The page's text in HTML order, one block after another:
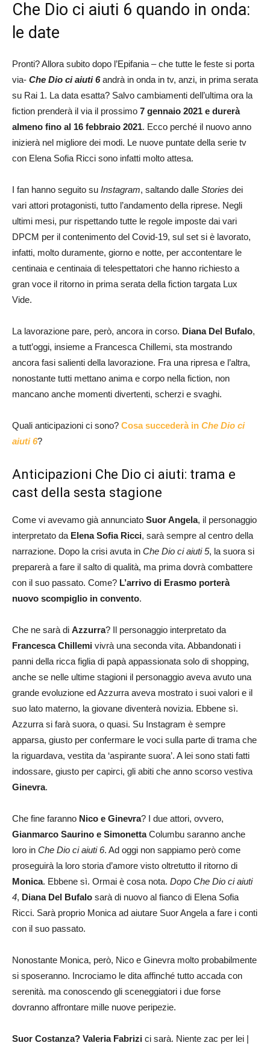
Che Dio ci aiuti 6 quando in onda:
le date
Pronti? Allora subito dopo l’Epifania – che tutte le feste si porta
via- Che Dio ci aiuti 6andrà in onda in tv, anzi, in prima serata
su Rai 1. La data esatta? Salvo cambiamenti dell’ultima ora la
fiction prenderà il via il prossimo 7 gennaio 2021 e durerà
almeno fino al 16 febbraio 2021. Ecco perché il nuovo anno
inizierà nel migliore dei modi. Le nuove puntate della serie tv
con Elena Sofia Ricci sono infatti molto attesa.
I fan hanno seguito su Instagram, saltando dalle Stories dei
vari attori protagonisti, tutto l’andamento della riprese. Negli
ultimi mesi, pur rispettando tutte le regole imposte dai vari
DPCM per il contenimento del Covid-19, sul set si è lavorato,
infatti, molto duramente, giorno e notte, per accontentare le
centinaia e centinaia di telespettatori che hanno richiesto a
gran voce il ritorno in prima serata della fiction targata Lux
Vide.
La lavorazione pare, però, ancora in corso. Diana Del Bufalo,
a tutt’oggi, insieme a Francesca Chillemi, sta mostrando
ancora fasi salienti della lavorazione. Fra una ripresa e l’altra,
nonostante tutti mettano anima e corpo nella fiction, non
mancano anche momenti divertenti, scherzi e svaghi.
Quali anticipazioni ci sono? Cosa succederà in Che Dio ci
aiuti 6?
Anticipazioni Che Dio ci aiuti: trama e
cast della sesta stagione
Come vi avevamo già annunciato Suor Angela, il personaggio
interpretato da Elena Sofia Ricci, sarà sempre al centro della
narrazione. Dopo la crisi avuta in Che Dio ci aiuti 5, la suora si
preparerà a fare il salto di qualità, ma prima dovrà combattere
con il suo passato. Come? L’arrivo di Erasmo porterà
nuovo scompiglio in convento.
Che ne sarà di Azzurra? Il personaggio interpretato da
Francesca Chillemi vivrà una seconda vita. Abbandonati i
panni della ricca figlia di papà appassionata solo di shopping,
anche se nelle ultime stagioni il personaggio aveva avuto una
grande evoluzione ed Azzurra aveva mostrato i suoi valori e il
suo lato materno, la giovane diventerà novizia. Ebbene sì.
Azzurra si farà suora, o quasi. Su Instagram è sempre
apparsa, giusto per confermare le voci sulla parte di trama che
la riguardava, vestita da ‘aspirante suora’. A lei sono stati fatti
indossare, giusto per capirci, gli abiti che anno scorso vestiva
Ginevra.
Che fine faranno Nico e Ginevra? I due attori, ovvero,
Gianmarco Saurino e SimonettaColumbu saranno anche
loro in Che Dio ci aiuti 6. Ad oggi non sappiamo però come
proseguirà la loro storia d’amore visto oltretutto il ritorno di
Monica. Ebbene sì. Ormai è cosa nota. Dopo Che Dio ci aiuti
4, Diana Del Bufalo sarà di nuovo al fianco di Elena Sofia
Ricci. Sarà proprio Monica ad aiutare Suor Angela a fare i conti
con il suo passato.
Nonostante Monica, però, Nico e Ginevra molto probabilmente
si sposeranno. Incrociamo le dita affinché tutto accada con
serenità. ma conoscendo gli sceneggiatori i due forse
dovranno affrontare mille nuove peripezie.
Suor Costanza? Valeria Fabrizi ci sarà. Niente zac per lei |